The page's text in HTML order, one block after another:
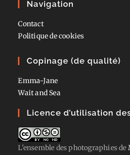
Navigation
Contact
Politique de cookies
Copinage (de qualité)
Emma-Jane
Wait and Sea
Licence d’utilisation
L'ensemble des photographiesde